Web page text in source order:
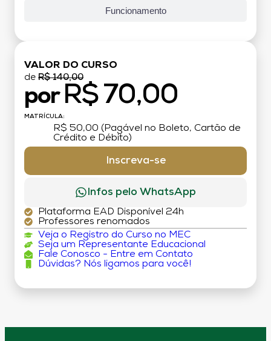
Funcionamento
VALOR DO CURSO
de R$ 140,00
por R$ 70,00
MATRÍCULA:
R$ 50,00 (Pagável no Boleto, Cartão de
Crédito e Débito)
Inscreva-se
Infos pelo WhatsApp
Plataforma EAD Disponível 24h
Professores renomados
Veja o Registro do Curso no MEC
Seja um Representante Educacional
Fale Conosco - Entre em Contato
Dúvidas? Nós ligamos para você!